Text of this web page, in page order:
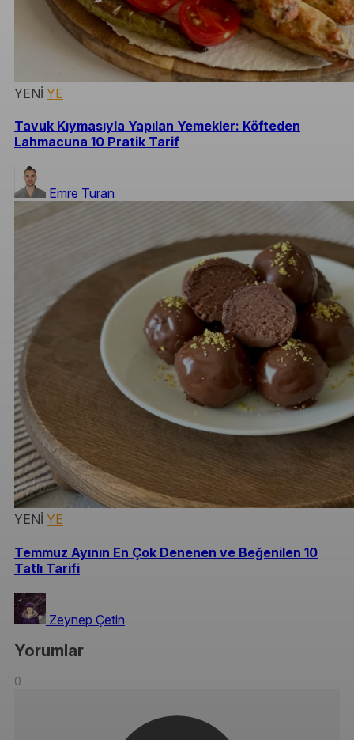
YENİ YE
Tavuk Kıymasıyla Yapılan Yemekler: Köfteden
Lahmacuna 10 Pratik Tarif
Emre Turan
YENİ YE
Temmuz Ayının En Çok Denenen ve Beğenilen 10
Tatlı Tarifi
Zeynep Çetin
Yorumlar
0